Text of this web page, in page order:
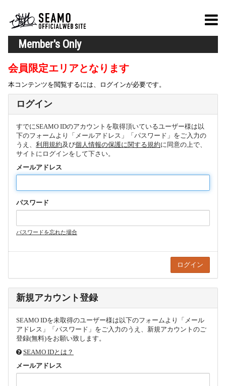
Member's Only
会員限定エリアとなります
本コンテンツを閲覧するには、ログインが必要です。
ログイン
すでにSEAMO IDのアカウントを取得頂いているユーザー様は以
下のフォームより「メールアドレス」「パスワード」をご入力の
うえ、 利用規約及び個人情報の保護に関する規約に同意の上で、
サイトにログインをして下さい。
メールアドレス
パスワード
パスワードを忘れた場合
新規アカウント登録
SEAMO IDを未取得のユーザー様は以下のフォームより「メール
アドレス」「パスワード」をご入力のうえ、新規アカウントのご
登録(無料)をお願い致します。
SEAMO IDとは？
メールアドレス